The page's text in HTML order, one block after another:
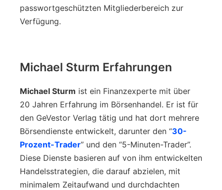
passwortgeschützten Mitgliederbereich zur
Verfügung.
Michael Sturm Erfahrungen
Michael Sturm ist ein Finanzexperte mit über
20 Jahren Erfahrung im Börsenhandel. Er ist für
den GeVestor Verlag tätig und hat dort mehrere
Börsendienste entwickelt, darunter den “30-
Prozent-Trader” und den “5-Minuten-Trader”.
Diese Dienste basieren auf von ihm entwickelten
Handelsstrategien, die darauf abzielen, mit
minimalem Zeitaufwand und durchdachten